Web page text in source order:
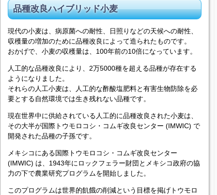
品種改良ハイブリッド小麦
現代の小麦は、病原菌への耐性、日照りなどの天候への耐性、
収穫量の増加のために品種改良によって造られたものです。
おかげで、小麦の収穫量は、100年前の10倍になっています。
人工的な品種改良により、2万5000種を超える品種が存在する
ようになりました。
それらの人工小麦は、人工的な酢酸塩肥料と有害生物防除を必
要とする自然環境では生き残れない品種です。
現在世界中に供給されている人工的に品種改良された小麦は、
その大半が国際トウモロコシ・コムギ改良センター (IMWIC) で
開発された品種の子孫です。
メキシコにある国際トウモロコシ・コムギ改良センター
(IMWIC) は、1943年にロックフェラー財団とメキシコ政府の協
力の下で農業研究プログラムを開始しました。
このプログラムは世界的飢餓の削減という目標を掲げトウモロ